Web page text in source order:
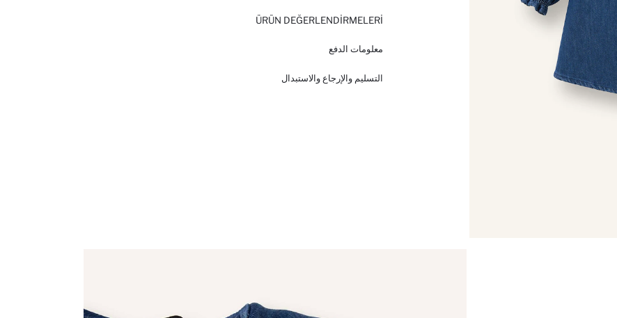
ÜRÜN DEĞERLENDİRMELERİ
معلومات الدفع
التسليم والإرجاع والاستبدال